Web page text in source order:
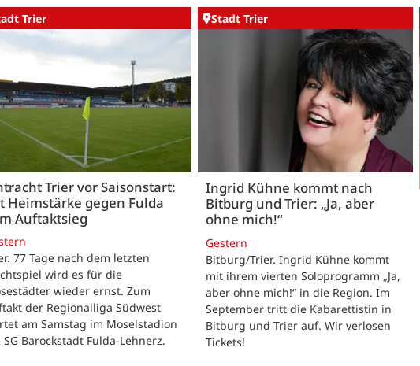
Trier
Trier vor Saisonstart:
Heimstärke gegen Fulda
Auftaktsieg
77 Tage nach dem letzten
wird es für die
wieder ernst. Zum
der Regionalliga Südwest
am Samstag im Moselstadion
SG Barockstadt Fulda-Lehnerz.
Stadt Trier
Ingrid Kühne kommt nach
Bitburg und Trier: „Ja, aber
ohne mich!“
Gestern
Bitburg/Trier. Ingrid Kühne kommt
mit ihrem vierten Soloprogramm „Ja,
aber ohne mich!“ in die Region. Im
September tritt die Kabarettistin in
Bitburg und Trier auf. Wir verlosen
Tickets!